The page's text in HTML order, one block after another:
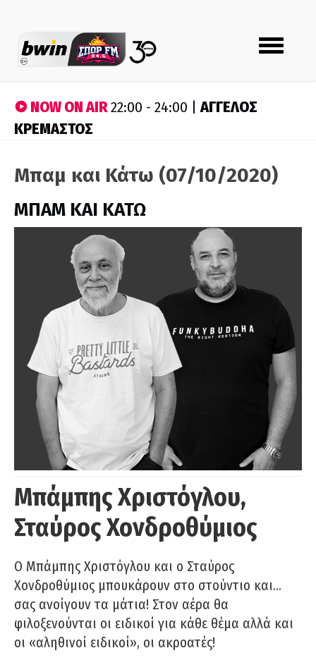
Toggle
navigation
NOW ON AIR22:00 - 24:00 |ΑΓΓΕΛΟΣ
ΚΡΕΜΑΣΤΟΣ
Μπαμ και Κάτω (07/10/2020)
ΜΠΑΜ ΚΑΙ ΚΑΤΩ
Μπάμπης Χριστόγλου,
Σταύρος Χονδροθύμιος
O Μπάμπης Χριστόγλου και ο Σταύρος
Χονδροθύμιος μπουκάρουν στο στούντιο και…
σας ανοίγουν τα μάτια! Στον αέρα θα
φιλοξενούνται οι ειδικοί για κάθε θέμα αλλά και
οι «αληθινοί ειδικοί», οι ακροατές!